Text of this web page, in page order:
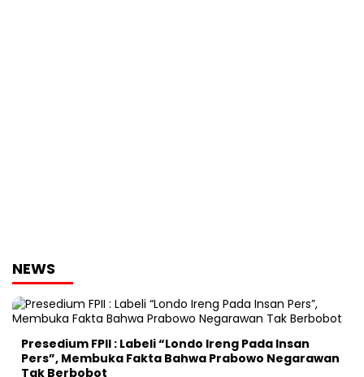
NEWS
Presedium FPII : Labeli “Londo Ireng Pada Insan
Pers”, Membuka Fakta Bahwa Prabowo Negarawan
Tak Berbobot